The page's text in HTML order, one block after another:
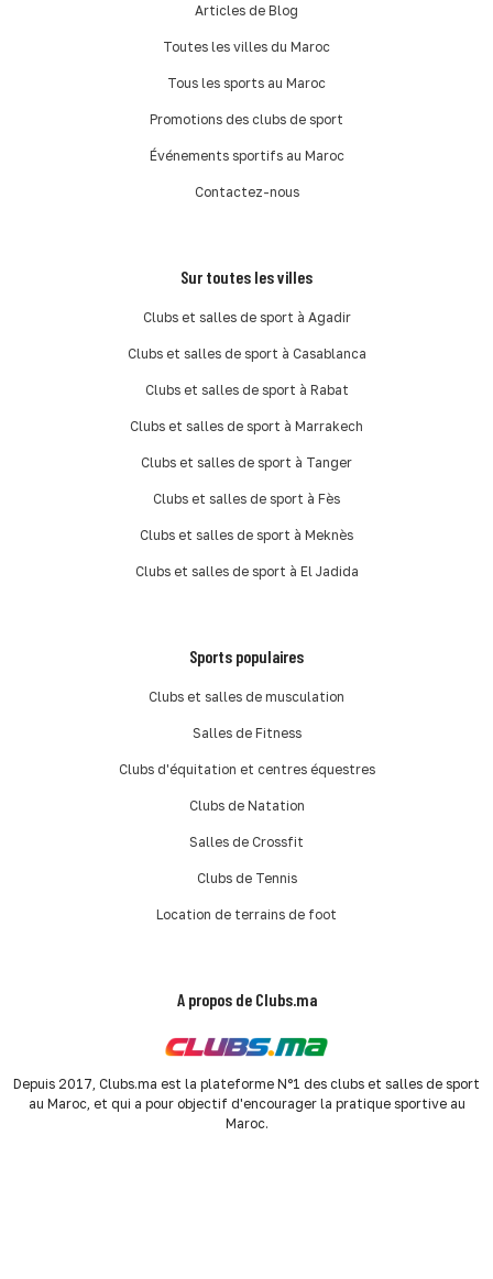
Articles de Blog
Toutes les villes du Maroc
Tous les sports au Maroc
Promotions des clubs de sport
Événements sportifs au Maroc
Contactez-nous
Sur toutes les villes
Clubs et salles de sport à Agadir
Clubs et salles de sport à Casablanca
Clubs et salles de sport à Rabat
Clubs et salles de sport à Marrakech
Clubs et salles de sport à Tanger
Clubs et salles de sport à Fès
Clubs et salles de sport à Meknès
Clubs et salles de sport à El Jadida
Sports populaires
Clubs et salles de musculation
Salles de Fitness
Clubs d'équitation et centres équestres
Clubs de Natation
Salles de Crossfit
Clubs de Tennis
Location de terrains de foot
A propos de Clubs.ma
Depuis 2017, Clubs.ma est la plateforme N°1 des clubs et salles de sport
au Maroc, et qui a pour objectif d'encourager la pratique sportive au
Maroc.